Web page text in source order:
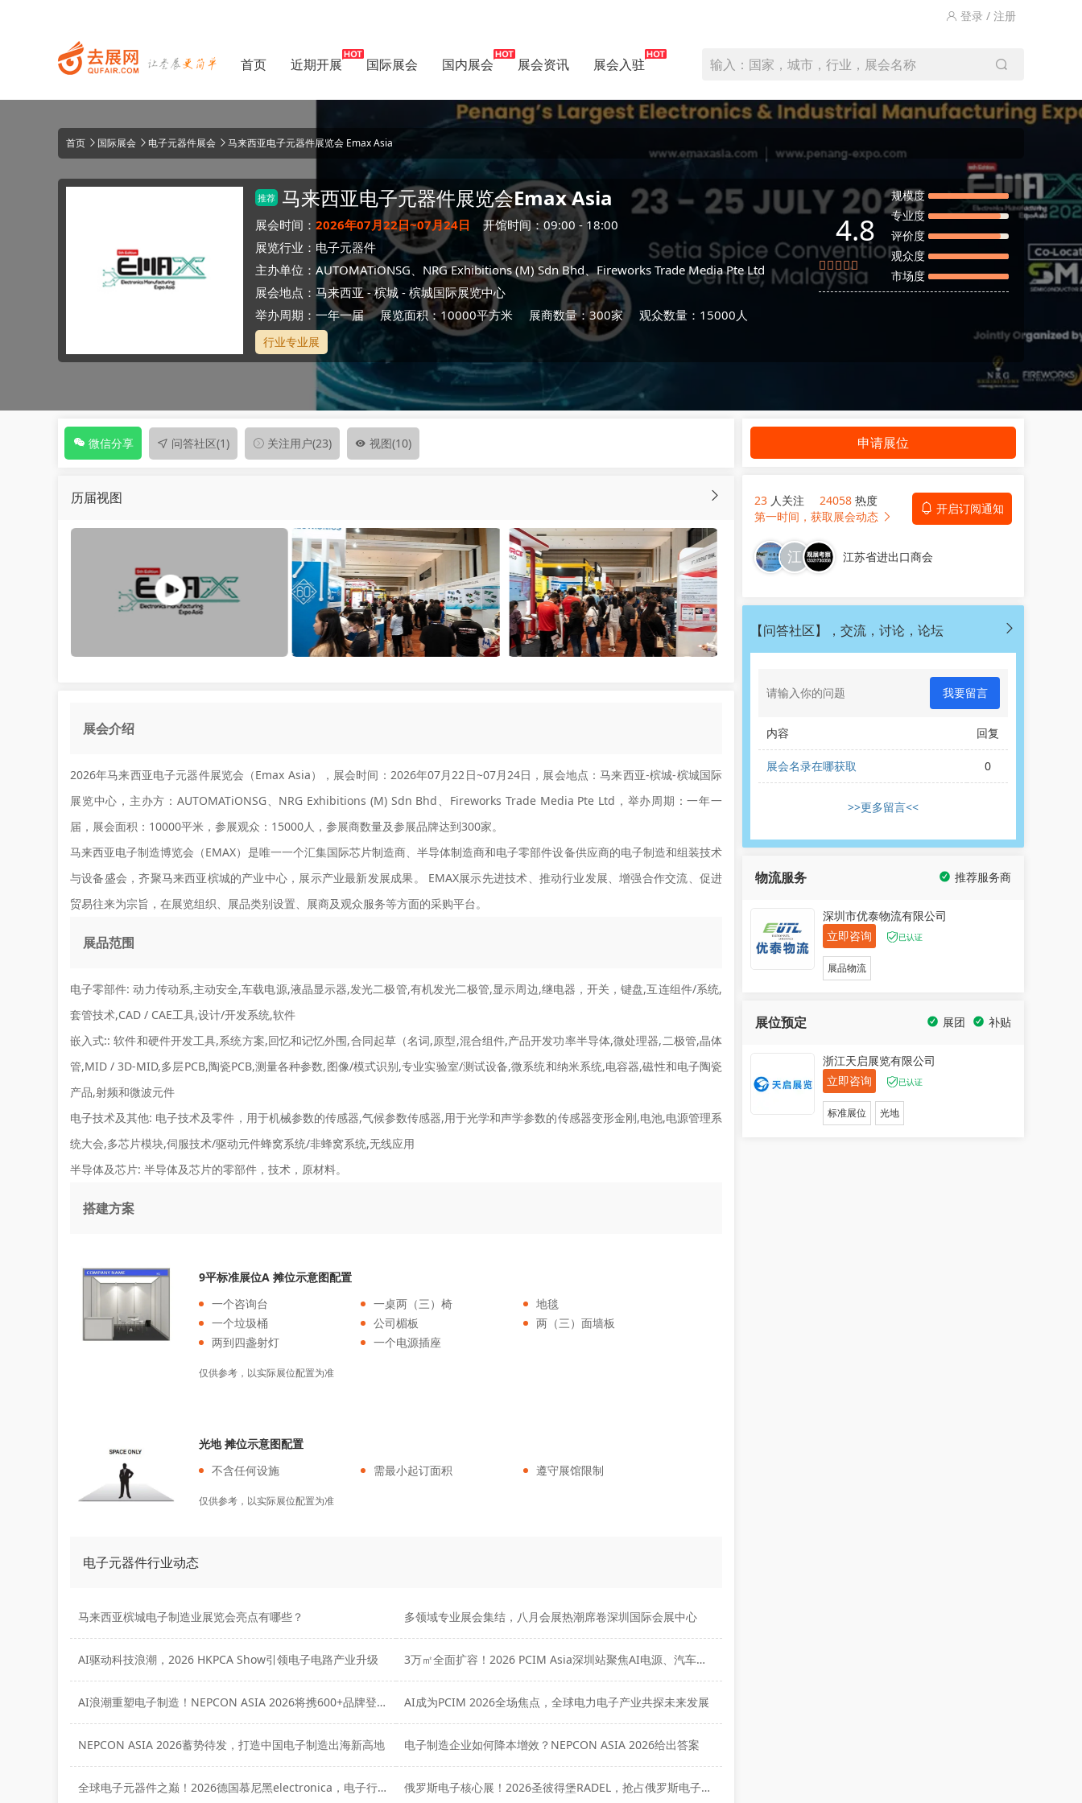
登录 / 注册
首页 近期开展 国际展会 国内展会 展会资讯 展会入驻 输入：国家，城市，行业，展会名称
首页 国际展会 电子元器件展会 马来西亚电子元器件展览会 Emax Asia
推荐 马来西亚电子元器件展览会Emax Asia
展会时间： 2026年07月22日~07月24日
开馆时间：09:00 - 18:00
展览行业： 电子元器件
主办单位： AUTOMATiONSG、NRG Exhibitions (M) Sdn Bhd、Fireworks Trade Media Pte Ltd
展会地点： 马来西亚-槟城 - 槟城国际展览中心
举办周期：一年一届
展览面积：10000平方米 展商数量：300家 观众数量：15000人
行业专业展
4.8
规模度
专业度
评价度
观众度
市场度
微信分享 问答社区(1) 关注用户(23) 视图(10)
历届视图
展会介绍
2026年马来西亚电子元器件展览会（Emax Asia），展会时间：2026年07月22日~07月24日，展会地点：马来西亚-槟城-槟城国际
展览中心，主办方：AUTOMATiONSG、NRG Exhibitions (M) Sdn Bhd、Fireworks Trade Media Pte Ltd，举办周期：一年一
届，展会面积：10000平米，参展观众：15000人，参展商数量及参展品牌达到300家。
马来西亚电子制造博览会（EMAX）是唯一一个汇集国际芯片制造商、半导体制造商和电子零部件设备供应商的电子制造和组装技术
与设备盛会，齐聚马来西亚槟城的产业中心，展示产业最新发展成果。 EMAX展示先进技术、推动行业发展、增强合作交流、促进
贸易往来为宗旨，在展览组织、展品类别设置、展商及观众服务等方面的采购平台。
展品范围
电子零部件: 动力传动系,主动安全,车载电源,液晶显示器,发光二极管,有机发光二极管,显示周边,继电器，开关，键盘,互连组件/系统,
套管技术,CAD / CAE工具,设计/开发系统,软件
嵌入式:: 软件和硬件开发工具,系统方案,回忆和记忆外围,合同起草（名词,原型,混合组件,产品开发功率半导体,微处理器,二极管,晶体
管,MID / 3D-MID,多层PCB,陶瓷PCB,测量各种参数,图像/模式识别,专业实验室/测试设备,微系统和纳米系统,电容器,磁性和电子陶瓷
产品,射频和微波元件
电子技术及其他: 电子技术及零件，用于机械参数的传感器,气候参数传感器,用于光学和声学参数的传感器变形金刚,电池,电源管理系
统大会,多芯片模块,伺服技术/驱动元件蜂窝系统/非蜂窝系统,无线应用
半导体及芯片: 半导体及芯片的零部件，技术，原材料。
搭建方案
9平标准展位A 摊位示意图配置
一个咨询台
一桌两（三）椅
地毯
一个垃圾桶
公司楣板
两（三）面墙板
两到四盏射灯
一个电源插座
仅供参考，以实际展位配置为准
光地 摊位示意图配置
不含任何设施
需最小起订面积 遵守展馆限制
仅供参考，以实际展位配置为准
电子元器件行业动态
马来西亚槟城电子制造业展览会亮点有哪些？ 多领域专业展会集结，八月会展热潮席卷深圳国际会展中心
AI驱动科技浪潮，2026 HKPCA Show引领电子电路产业升级 3万㎡全面扩容！2026 PCIM Asia深圳站聚焦AI电源、汽车电气化与智慧能源
AI浪潮重塑电子制造！NEPCON ASIA 2026将携600+品牌登陆深圳 AI成为PCIM 2026全场焦点，全球电力电子产业共探未来发展
NEPCON ASIA 2026蓄势待发，打造中国电子制造出海新高地 电子制造企业如何降本增效？NEPCON ASIA 2026给出答案
全球电子元器件之巅！2026德国慕尼黑electronica，电子行业必参第一展 俄罗斯电子核心展！2026圣彼得堡RADEL，抢占俄罗斯电子替代风口
申请展位
23 人关注 24058 热度
开启订阅通知
第一时间，获取展会动态
江苏省进出口商会
【问答社区】，交流，讨论，论坛
我要留言
内容 回复
展会名录在哪获取 0
>>更多留言<<
物流服务 推荐服务商
深圳市优泰物流有限公司
立即咨询
已认证
展品物流
展位预定 补贴
展团
浙江天启展览有限公司
立即咨询
已认证
标准展位 光地